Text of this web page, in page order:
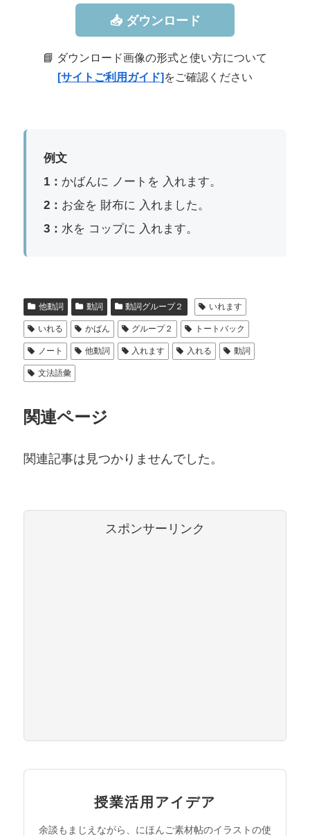
📥 ダウンロード
📘 ダウンロード画像の形式と使い方について
[サイトご利用ガイド] をご確認ください
例文
1： かばんに ノートを 入れます。
2： お金を 財布に 入れました。
3： 水を コップに 入れます。
他動詞 動詞 動詞グループ２ いれます
いれる かばん グループ２ トートバック
ノート 他動詞 入れます 入れる 動詞
文法語彙
関連ページ
関連記事は見つかりませんでした。
スポンサーリンク
授業活用アイデア
余談もまじえながら、にほんご素材帖のイラストの使